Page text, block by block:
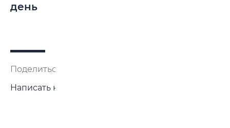
день
Поделиться:
Написать нам